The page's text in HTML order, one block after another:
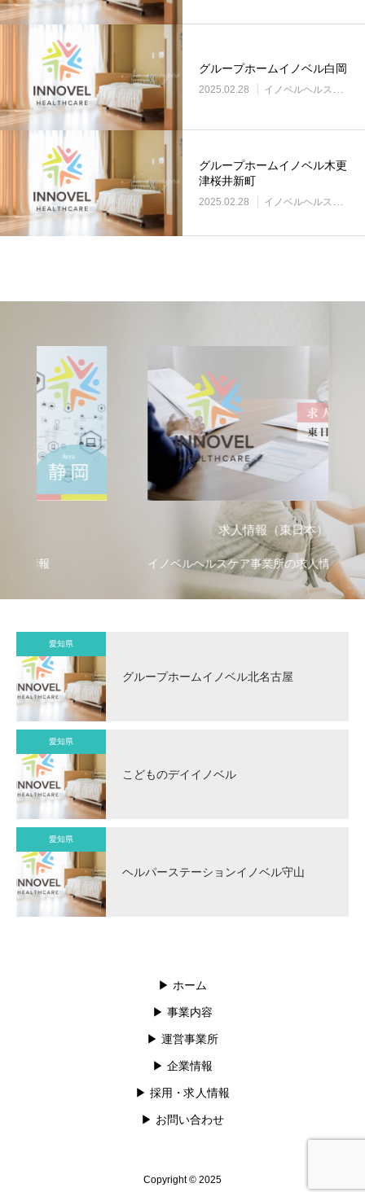
グループホームイノベル白岡
2025.02.28 イノベルヘルスケア事業所
グループホームイノベル木更
津桜井新町
2025.02.28 イノベルヘルスケア事業所
求人情報（東日本）
イノベルヘルスケア事業所の求人情報
愛知県
グループホームイノベル北名古屋
愛知県
こどものデイイノベル
愛知県
ヘルパーステーションイノベル守山
▶︎ ホーム
▶︎ 事業内容
▶︎ 運営事業所
▶︎ 企業情報
▶︎ 採用・求人情報
▶︎ お問い合わせ
Copyright © 2025